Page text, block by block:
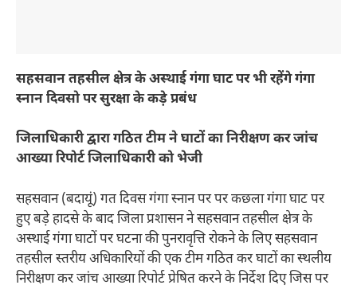
सहसवान तहसील क्षेत्र के अस्थाई गंगा घाट पर भी रहेंगे गंगा
स्नान दिवसो पर सुरक्षा के कड़े प्रबंध
जिलाधिकारी द्वारा गठित टीम ने घाटों का निरीक्षण कर जांच
आख्या रिपोर्ट जिलाधिकारी को भेजी
सहसवान (बदायूं) गत दिवस गंगा स्नान पर पर कछला गंगा घाट पर
हुए बड़े हादसे के बाद जिला प्रशासन ने सहसवान तहसील क्षेत्र के
अस्थाई गंगा घाटों पर घटना की पुनरावृत्ति रोकने के लिए सहसवान
तहसील स्तरीय अधिकारियों की एक टीम गठित कर घाटों का स्थलीय
निरीक्षण कर जांच आख्या रिपोर्ट प्रेषित करने के निर्देश दिए जिस पर